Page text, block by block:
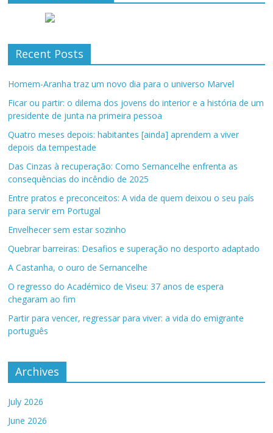
Recent Posts
Homem-Aranha traz um novo dia para o universo Marvel
Ficar ou partir: o dilema dos jovens do interior e a história de um
presidente de junta na primeira pessoa
Quatro meses depois: habitantes [ainda] aprendem a viver
depois da tempestade
Das Cinzas à recuperação: Como Sernancelhe enfrenta as
consequências do incêndio de 2025
Entre pratos e preconceitos: A vida de quem deixou o seu país
para servir em Portugal
Envelhecer sem estar sozinho
Quebrar barreiras: Desafios e superação no desporto adaptado
A Castanha, o ouro de Sernancelhe
O regresso do Académico de Viseu: 37 anos de espera
chegaram ao fim
Partir para vencer, regressar para viver: a vida do emigrante
português
Archives
July 2026
June 2026